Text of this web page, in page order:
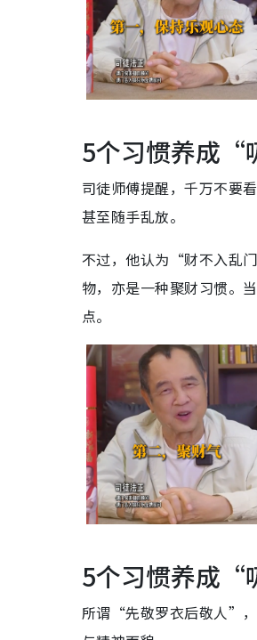
5个习惯养成“
司徒师傅提醒，千万不要
甚至随手乱放。
不过，他认为“财不入乱
物，亦是一种聚财习惯。
点。
5个习惯养成“
所谓“先敬罗衣后敬人”